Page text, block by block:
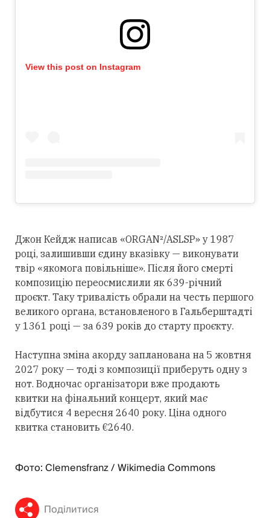
View this post on Instagram
Джон Кейдж написав «ORGAN²/ASLSP» у 1987
році, залишивши єдину вказівку — виконувати
твір «якомога повільніше». Після його смерті
композицію переосмислили як 639-річний
проєкт. Таку тривалість обрали на честь першого
великого органа, встановленого в Гальберштадті
у 1361 році — за 639 років до старту проєкту.
Наступна зміна акорду запланована на 5 жовтня
2027 року — тоді з композиції приберуть одну з
нот. Водночас організатори вже продають
квитки на фінальний концерт, який має
відбутися 4 вересня 2640 року. Ціна одного
квитка становить €2640.
Фото: Clemensfranz / Wikimedia Commons
Поділитися